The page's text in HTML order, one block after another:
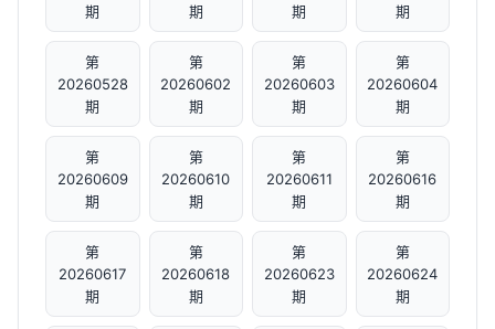
期
期
期
期
第
20260528
期
第
20260602
期
第
20260603
期
第
20260604
期
第
20260609
期
第
20260610
期
第
20260611
期
第
20260616
期
第
20260617
期
第
20260618
期
第
20260623
期
第
20260624
期